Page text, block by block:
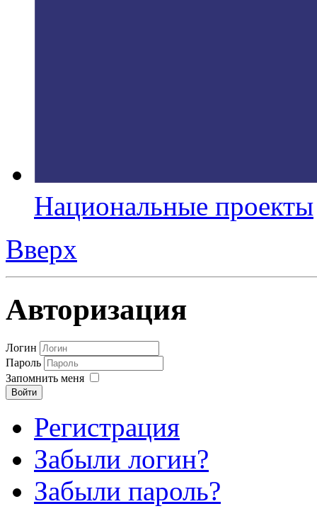
Национальные проекты
Вверх
Авторизация
Логин
Пароль
Запомнить меня
Войти
Регистрация
Забыли логин?
Забыли пароль?